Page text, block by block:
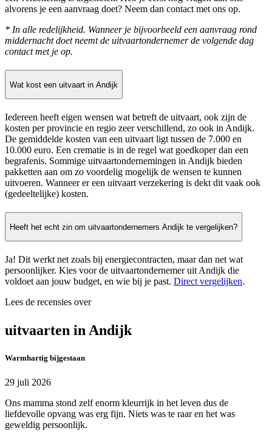
alvorens je een aanvraag doet? Neem dan contact met ons op.
* In alle redelijkheid. Wanneer je bijvoorbeeld een aanvraag rond
middernacht doet neemt de uitvaartondernemer de volgende dag
contact met je op.
Wat kost een uitvaart in Andijk
Iedereen heeft eigen wensen wat betreft de uitvaart, ook zijn de
kosten per provincie en regio zeer verschillend, zo ook in Andijk.
De gemiddelde kosten van een uitvaart ligt tussen de 7.000 en
10.000 euro. Een crematie is in de regel wat goedkoper dan een
begrafenis. Sommige uitvaartondernemingen in Andijk bieden
pakketten aan om zo voordelig mogelijk de wensen te kunnen
uitvoeren. Wanneer er een uitvaart verzekering is dekt dit vaak ook
(gedeeltelijke) kosten.
Heeft het echt zin om uitvaartondernemers Andijk te vergelijken?
Ja! Dit werkt net zoals bij energiecontracten, maar dan net wat
persoonlijker. Kies voor de uitvaartondernemer uit Andijk die
voldoet aan jouw budget, en wie bij je past. Direct vergelijken.
Lees de recensies over
uitvaarten in Andijk
Warmhartig bijgestaan
29 juli 2026
Ons mamma stond zelf enorm kleurrijk in het leven dus de
liefdevolle opvang was erg fijn. Niets was te raar en het was
geweldig persoonlijk.